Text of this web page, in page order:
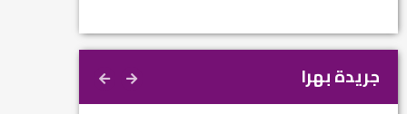
جريدة بهرا